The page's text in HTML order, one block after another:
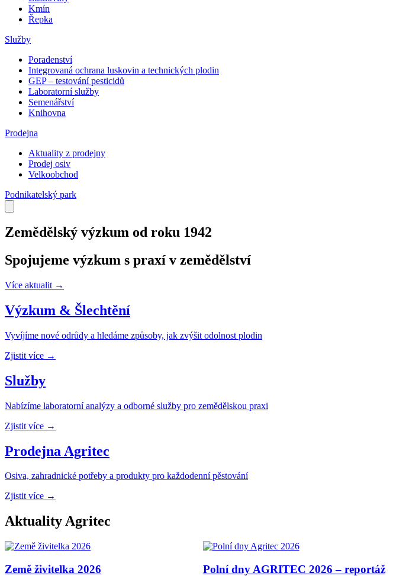
Kmín
Řepka
Služby
Poradenství
Integrovaná ochrana luskovin a technických plodin
GEP – testování pesticidů
Laboratorní služby
Semenářství
Knihovna
Prodejna
Aktuality z prodejny
Prodej osiv
Velkoobchod
Podnikatelský park
Zemědělský výzkum od roku 1942
Spojujeme výzkum s praxí v zemědělství
Více aktualit →
Výzkum & Šlechtění
Vyvíjíme nové odrůdy a hledáme způsoby, jak zvýšit odolnost plodin
Zjistit více →
Služby
Nabízíme laboratorní analýzy a odborné služby pro zemědělskou praxi
Zjistit více →
Prodejna Agritec
Osiva, zahradnické potřeby a produkty pro každodenní pěstování
Zjistit více →
Aktuality Agritec
Země živitelka 2026 Polní dny AGRITEC 2026 – reportáž